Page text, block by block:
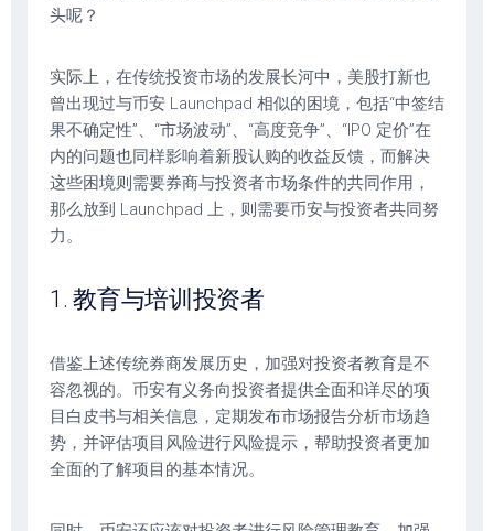
头呢？
实际上，在传统投资市场的发展长河中，美股打新也
曾出现过与币安 Launchpad 相似的困境，包括“中签结
果不确定性”、“市场波动”、“高度竞争”、“IPO 定价”在
内的问题也同样影响着新股认购的收益反馈，而解决
这些困境则需要券商与投资者市场条件的共同作用，
那么放到 Launchpad 上，则需要币安与投资者共同努
力。
1. 教育与培训投资者
借鉴上述传统券商发展历史，加强对投资者教育是不
容忽视的。币安有义务向投资者提供全面和详尽的项
目白皮书与相关信息，定期发布市场报告分析市场趋
势，并评估项目风险进行风险提示，帮助投资者更加
全面的了解项目的基本情况。